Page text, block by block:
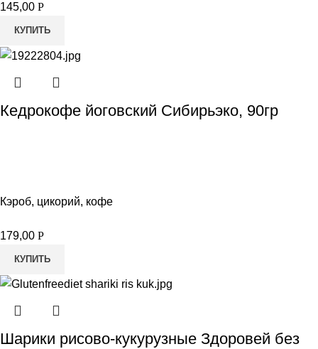
145,00 Р
КУПИТЬ
Кедрокофе йоговский Сибирьэко, 90гр
Кэроб, цикорий, кофе
179,00 Р
КУПИТЬ
Шарики рисово-кукурузные Здоровей без